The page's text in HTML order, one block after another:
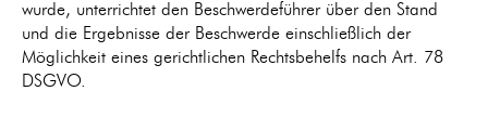
wurde, unterrichtet den Beschwerdeführer über den Stand
und die Ergebnisse der Beschwerde einschließlich der
Möglichkeit eines gerichtlichen Rechtsbehelfs nach Art. 78
DSGVO.